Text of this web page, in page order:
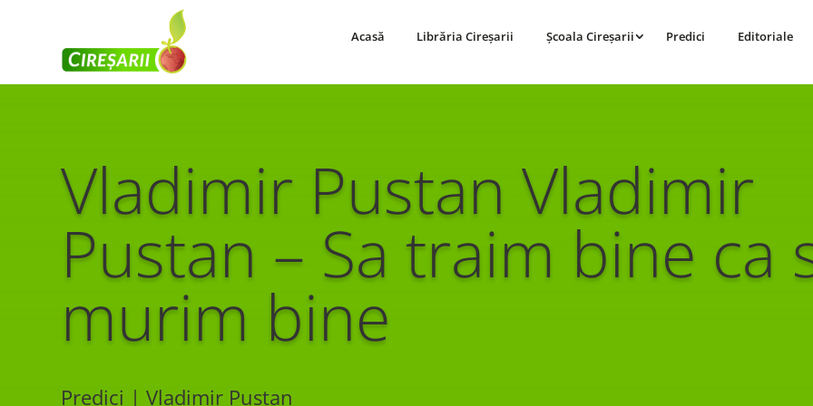
Acasă Librăria Cireșarii Școala Cireșarii Predici Editoriale
Vladimir Pustan Vladimir
Pustan – Sa traim bine ca
murim bine
Predici | Vladimir Pustan